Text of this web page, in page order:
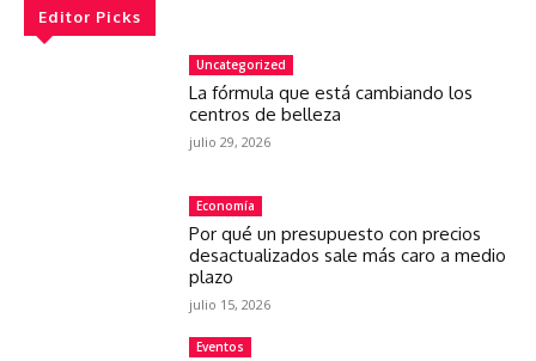
Editor Picks
Uncategorized
La fórmula que está cambiando los
centros de belleza
julio 29, 2026
Economía
Por qué un presupuesto con precios
desactualizados sale más caro a medio
plazo
julio 15, 2026
Eventos